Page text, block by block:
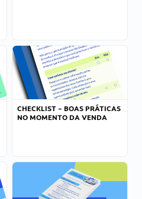
CHECKLIST – BOAS PRÁTICAS
NO MOMENTO DA VENDA